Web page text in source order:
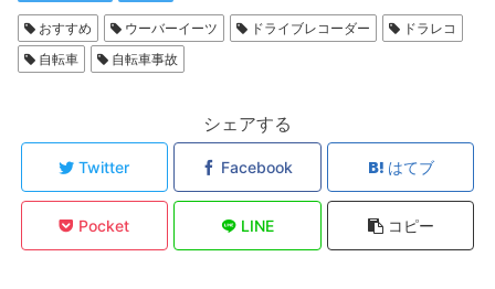
おすすめ ウーバーイーツ ドライブレコーダー
ドラレコ
自転車
自転車事故
シェアする
Twitter Facebook はてブ
Pocket LINE コピー